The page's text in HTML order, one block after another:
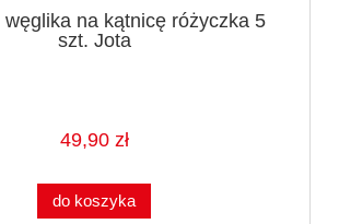
węglika na kątnicę różyczka 5
szt. Jota
49,90 zł
do koszyka